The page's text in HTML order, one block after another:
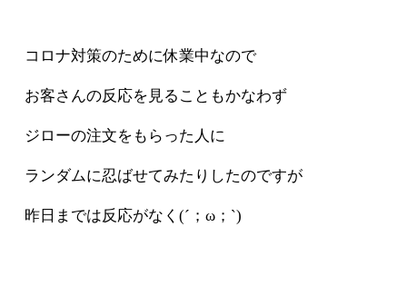
コロナ対策のために休業中なので
お客さんの反応を見ることもかなわず
ジローの注文をもらった人に
ランダムに忍ばせてみたりしたのですが
昨日までは反応がなく(´；ω；`)